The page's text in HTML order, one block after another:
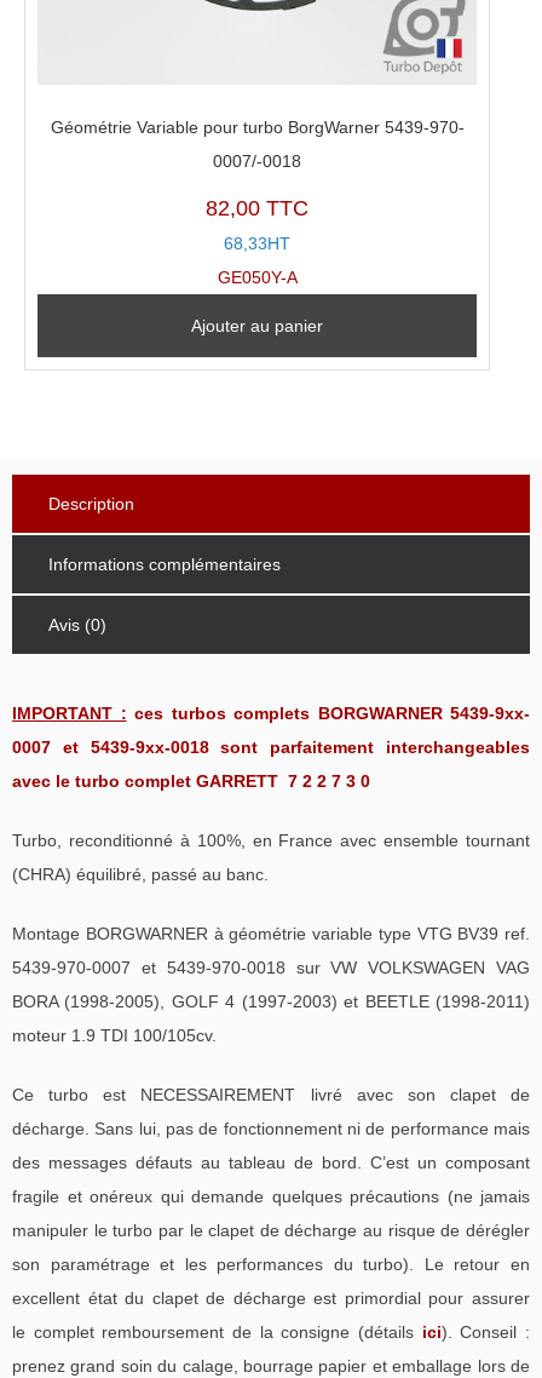
Géométrie Variable pour turbo BorgWarner 5439-970-
0007/-0018
82,00 TTC
68,33HT
GE050Y-A
Ajouter au panier
Description
Informations complémentaires
Avis (0)
IMPORTANT : ces turbos complets BORGWARNER 5439-9xx-
0007 et 5439-9xx-0018 sont parfaitement interchangeables
avec le turbo complet GARRETT 7 2 2 7 3 0
Turbo, reconditionné à 100%, en France avec ensemble tournant
(CHRA) équilibré, passé au banc.
Montage BORGWARNER à géométrie variable type VTG BV39 ref.
5439-970-0007 et 5439-970-0018 sur VW VOLKSWAGEN VAG
BORA (1998-2005), GOLF 4 (1997-2003) et BEETLE (1998-2011)
moteur 1.9 TDI 100/105cv.
Ce turbo est NECESSAIREMENT livré avec son clapet de
décharge. Sans lui, pas de fonctionnement ni de performance mais
des messages défauts au tableau de bord. C’est un composant
fragile et onéreux qui demande quelques précautions (ne jamais
manipuler le turbo par le clapet de décharge au risque de dérégler
son paramétrage et les performances du turbo). Le retour en
excellent état du clapet de décharge est primordial pour assurer
le complet remboursement de la consigne (détails ici). Conseil :
prenez grand soin du calage, bourrage papier et emballage lors de